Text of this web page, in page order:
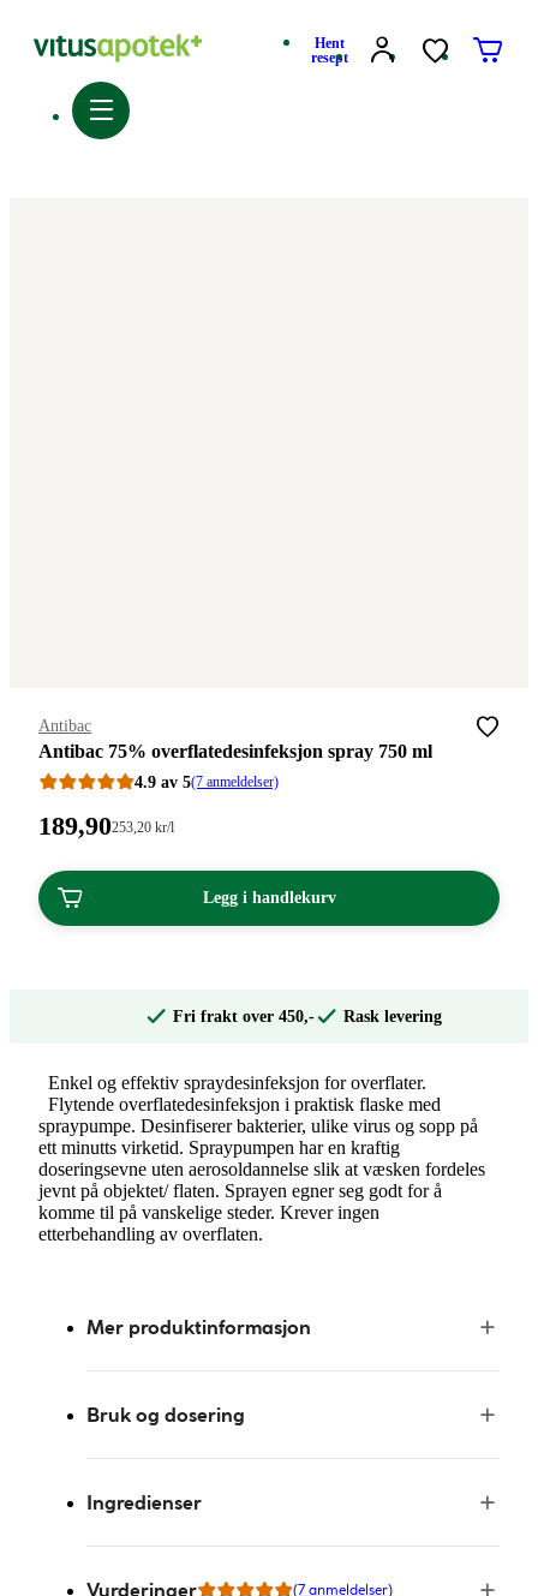
Hent
resept
Merke:
Antibac
Antibac 75% overflatedesinfeksjon spray 750 ml
4.9 av 5(7 anmeldelser)
Pris:
kroner.
189,90Stykkpris:
kroner.
253 ,20 kr/l
Legg i handlekurv
Fri frakt over 450,- Rask levering
Enkel og effektiv spraydesinfeksjon for overflater.
Flytende overflatedesinfeksjon i praktisk flaske med
spraypumpe. Desinfiserer bakterier, ulike virus og sopp på
ett minutts virketid. Spraypumpen har en kraftig
doseringsevne uten aerosoldannelse slik at væsken fordeles
jevnt på objektet/ flaten. Sprayen egner seg godt for å
komme til på vanskelige steder. Krever ingen
etterbehandling av overflaten.
Mer produktinformasjon
Bruk og dosering
Ingredienser
Vurderinger (7 anmeldelser)